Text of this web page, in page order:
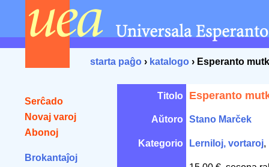
starta paĝo › katalogo › Esperanto
Serĉado
Novaj varoj
Abonoj
Brokantaĵoj
Titolo Esperanto
Aŭtoro Stano Marček
Kategorio Lerniloj, vortaroj,